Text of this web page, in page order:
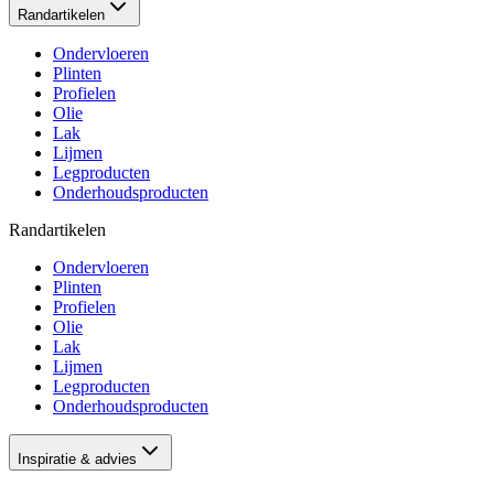
Randartikelen
Ondervloeren
Plinten
Profielen
Olie
Lak
Lijmen
Legproducten
Onderhoudsproducten
Randartikelen
Ondervloeren
Plinten
Profielen
Olie
Lak
Lijmen
Legproducten
Onderhoudsproducten
Inspiratie & advies